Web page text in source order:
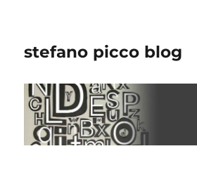
stefano picco blog